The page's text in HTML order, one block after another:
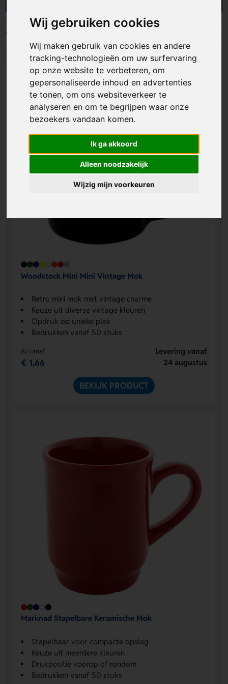
Wij gebruiken cookies
Wij maken gebruik van cookies en andere
tracking-technologieën om uw surfervaring
op onze website te verbeteren, om
gepersonaliseerde inhoud en advertenties
te tonen, om ons websiteverkeer te
analyseren en om te begrijpen waar onze
bezoekers vandaan komen.
Ik ga akkoord
Alleen noodzakelijk
Wijzig mijn voorkeuren
koffie- of theemoment. Ideaal als giveaway,
kerstpakket. Zo geef je een product weg dat lang
meegaat en jouw logo dagelijks laat terugkomen.
Woodstock Mini Mini Vintage Mok
Retro mini mok met vintage charme
Keuze uit diverse vintage kleuren
Opdruk op unieke plek
Bedrukken vanaf 50 stuks
Al vanaf
€ 1,66
Levering vanaf
24 augustus
BEKIJK PRODUCT
Marknad Stapelbare Keramische Mok
Stapelbaar voor compacte opslag
Keuze uit meerdere kleuren
Drukpositie voorop of rondom
Bedrukken vanaf 50 stuks